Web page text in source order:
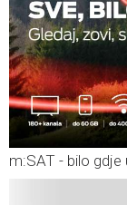
m:SAT - bilo gdje